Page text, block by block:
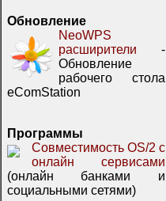
Обновление
NeoWPS
расширители -
Обновление
рабочего стола
eComStation
Программы
Совместимость OS/2 с
онлайн сервисами
(онлайн банками и
социальными сетями)